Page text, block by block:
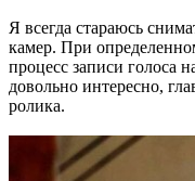
Я всегда стараюсь
камер. При
процесс записи голоса
довольно интересно,
ролика.